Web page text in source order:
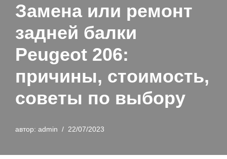
Замена или ремонт
задней балки
Peugeot 206:
причины, стоимость,
советы по выбору
автор: admin 22/07/2023